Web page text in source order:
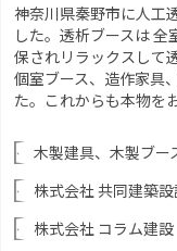
神奈川県秦野市に人工
した。透析ブースは
保されリラックスして
個室ブース、造作家具
た。これからも本物を
木製建具、木製ブー
株式会社 共同建築
株式会社 コラム建設